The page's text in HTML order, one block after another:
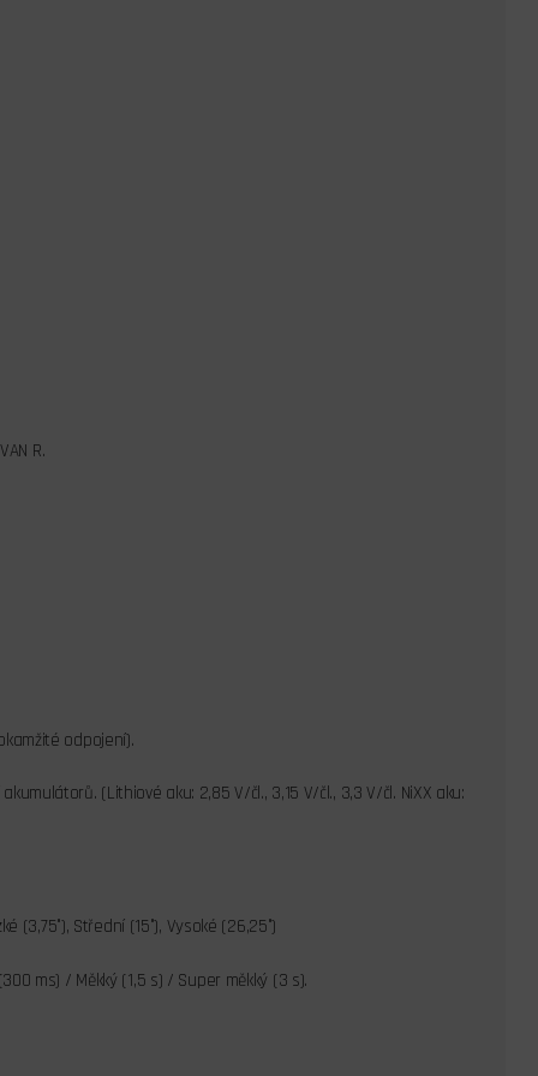
R.
odpojení).
(Lithiové aku: 2,85 V/čl., 3,15 V/čl., 3,3 V/čl. NiXX aku:
Střední (15°), Vysoké (26,25°)
ms) / Měkký (1,5 s) / Super měkký (3 s).